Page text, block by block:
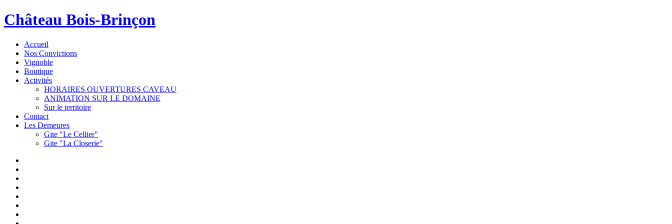
Château Bois-Brinçon
Accueil
Nos Convictions
Vignoble
Boutique
Activités
HORAIRES OUVERTURES CAVEAU
ANIMATION SUR LE DOMAINE
Sur le territoire
Contact
Les Demeures
Gite "Le Cellier"
Gite "La Closerie"